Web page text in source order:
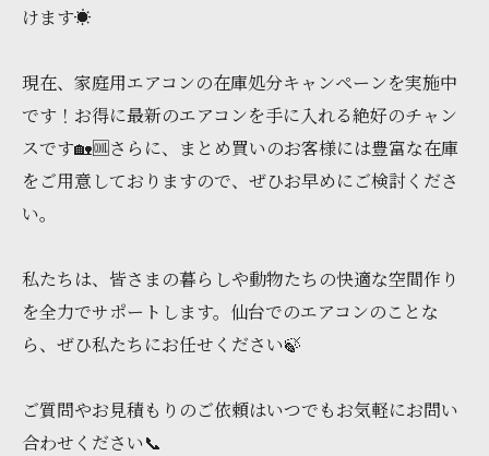
けます☀️
現在、家庭用エアコンの在庫処分キャンペーンを実施中
です！お得に最新のエアコンを手に入れる絶好のチャン
スです🏡🆒さらに、まとめ買いのお客様には豊富な在庫
をご用意しておりますので、ぜひお早めにご検討くださ
い。
私たちは、皆さまの暮らしや動物たちの快適な空間作り
を全力でサポートします。仙台でのエアコンのことな
ら、ぜひ私たちにお任せください🍃
ご質問やお見積もりのご依頼はいつでもお気軽にお問い
合わせください📞